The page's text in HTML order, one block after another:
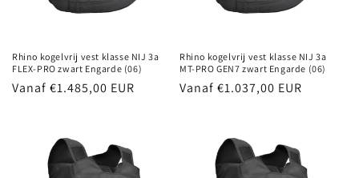
Rhino kogelvrij vest klasse NIJ 3a
FLEX-PRO zwart Engarde (06)
Normale
Vanaf €1.485,00 EUR
Rhino kogelvrij vest klasse NIJ 3a
MT-PRO GEN7 zwart Engarde (06)
Normale
Vanaf €1.037,00 EUR